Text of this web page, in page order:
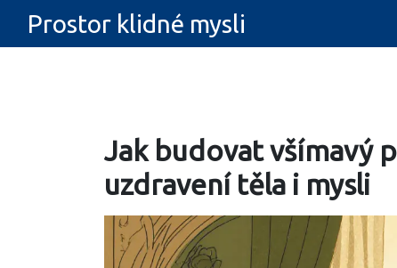
Prostor klidné mysli
Jak budovat všímavý
uzdravení těla i mysli